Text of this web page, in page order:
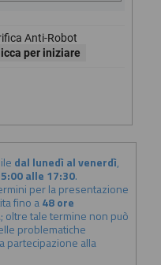
Anti-Robot
per iniziare
dal lunedì al venerdì,
alle 17:30.
per la presentazione
fino a48 ore
; oltre tale termine non può
problematiche
partecipazione alla